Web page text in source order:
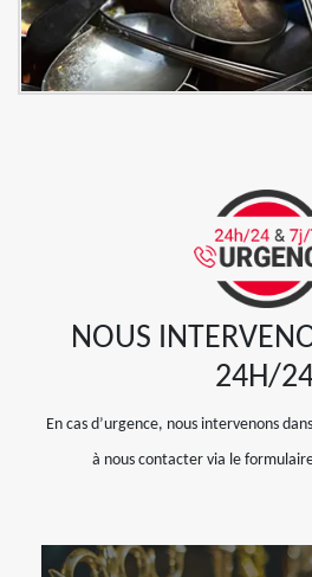
NOUS
24H/
En cas d’urgence, nous intervenons
à nous contacter via le